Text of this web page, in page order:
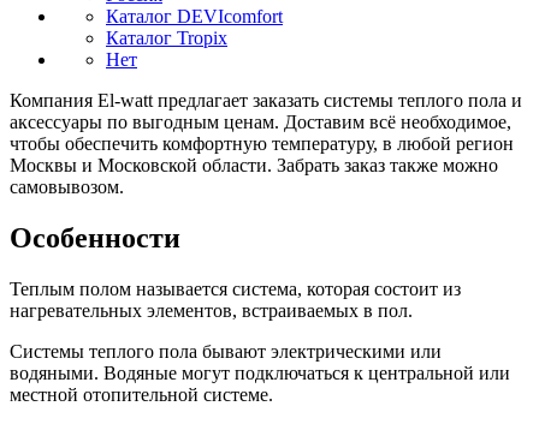
Каталог DEVIcomfort
Каталог Tropix
Нет
Компания El-watt предлагает заказать системы теплого пола и
аксессуары по выгодным ценам. Доставим всё необходимое,
чтобы обеспечить комфортную температуру, в любой регион
Москвы и Московской области. Забрать заказ также можно
самовывозом.
Особенности
Теплым полом называется система, которая состоит из
нагревательных элементов, встраиваемых в пол.
Системы теплого пола бывают электрическими или
водяными. Водяные могут подключаться к центральной или
местной отопительной системе.